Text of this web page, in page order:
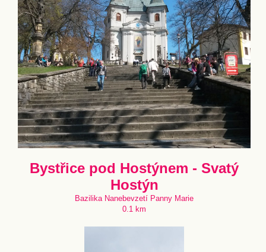
Bystřice pod Hostýnem - Svatý
Hostýn
Bazilika Nanebevzetí Panny Marie
0.1 km